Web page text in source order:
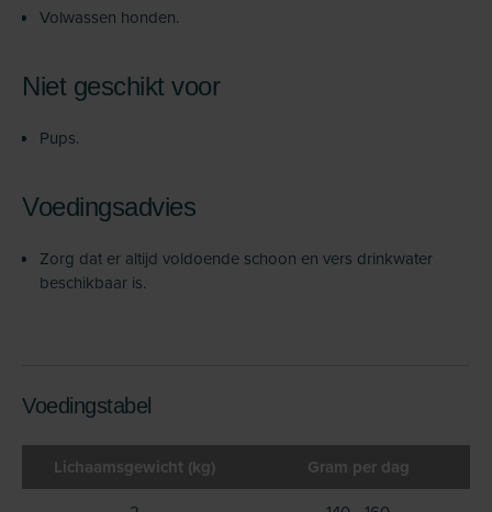
Volwassen honden.
Niet geschikt voor
Pups.
Voedingsadvies
Zorg dat er altijd voldoende schoon en vers drinkwater
beschikbaar is.
Voedingstabel
Lichaamsgewicht (kg) Gram per dag